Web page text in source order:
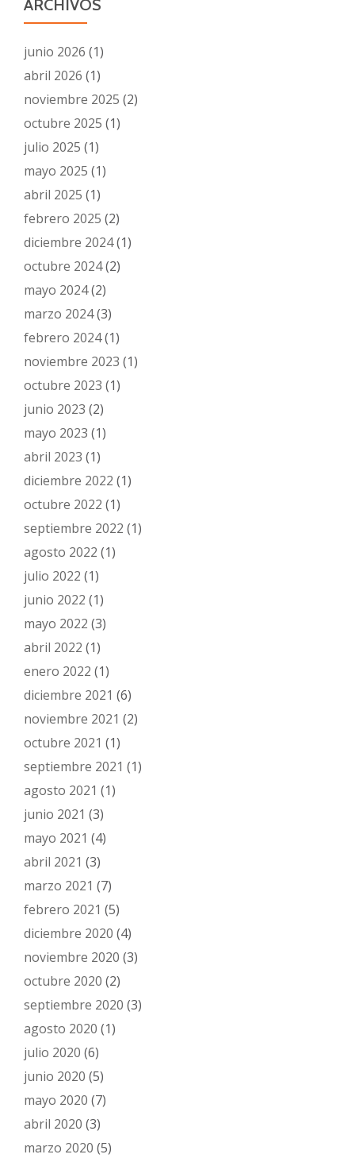
ARCHIVOS
junio 2026 (1)
abril 2026 (1)
noviembre 2025 (2)
octubre 2025 (1)
julio 2025 (1)
mayo 2025 (1)
abril 2025 (1)
febrero 2025 (2)
diciembre 2024(1)
octubre 2024(2)
mayo 2024(2)
marzo 2024(3)
febrero 2024(1)
noviembre 2023 (1)
octubre 2023 (1)
junio 2023 (2)
mayo 2023 (1)
abril 2023 (1)
diciembre 2022 (1)
octubre 2022 (1)
septiembre 2022 (1)
agosto 2022 (1)
julio 2022 (1)
junio 2022 (1)
mayo 2022 (3)
abril 2022 (1)
enero 2022 (1)
diciembre 2021 (6)
noviembre 2021 (2)
octubre 2021 (1)
septiembre 2021 (1)
agosto 2021 (1)
junio 2021 (3)
mayo 2021 (4)
abril 2021 (3)
marzo 2021 (7)
febrero 2021 (5)
diciembre 2020 (4)
noviembre 2020 (3)
octubre 2020 (2)
septiembre 2020 (3)
agosto 2020 (1)
julio 2020 (6)
junio 2020 (5)
mayo 2020 (7)
abril 2020 (3)
marzo 2020 (5)